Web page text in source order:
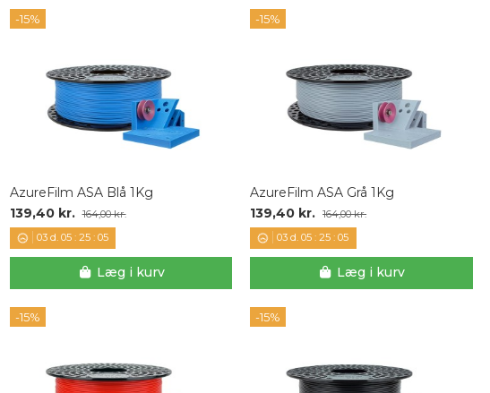
-15%
AzureFilm ASA Blå 1Kg
139,40 kr. 164,00 kr.
03d. 05: 25: 04
Læg i kurv
-15%
AzureFilm ASA Grå 1Kg
139,40 kr. 164,00 kr.
03 d. 05 :25 :04
Læg i kurv
-15% -15%